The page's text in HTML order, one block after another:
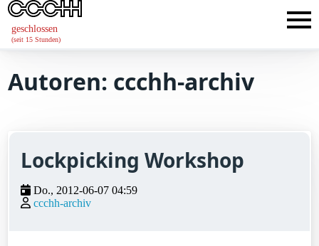
geschlossen
(seit 15 Stunden)
Autoren: ccchh-archiv
Lockpicking Workshop
Do., 2012-06-07 04:59
ccchh-archiv